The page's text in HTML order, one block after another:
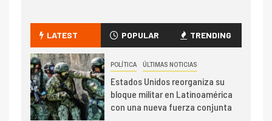
LATEST POPULAR TRENDING
POLÍTICA ÚLTIMAS NOTICIAS
Estados Unidos reorganiza su
bloque militar en Latinoamérica
con una nueva fuerza conjunta